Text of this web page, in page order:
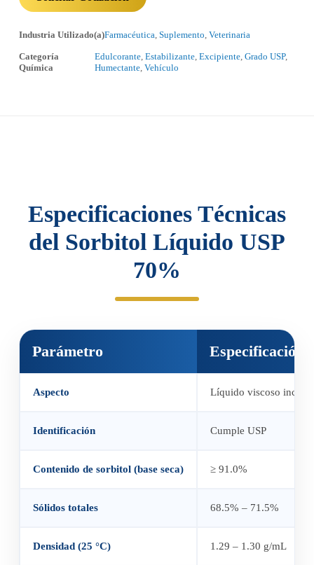
Industria Utilizado(a)Farmacéutica Suplemento Veterinaria
Categoría
Química
Edulcorante, Estabilizante, Excipiente, Grado USP,
Humectante, Vehículo
Especificaciones Técnicas
del Sorbitol Líquido USP
70%
Parámetro Especificación
Aspecto Líquido viscoso
Identificación Cumple USP
Contenido de sorbitol (base seca) ≥ 91.0%
Sólidos totales 68.5% – 71.5%
Densidad (25 °C) 1.29 – 1.30 g/mL